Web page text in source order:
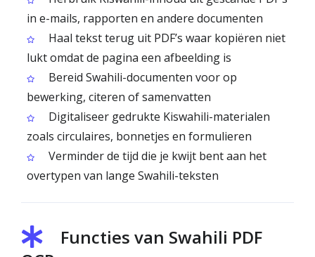
in e-mails, rapporten en andere documenten
Haal tekst terug uit PDF’s waar kopiëren niet
lukt omdat de pagina een afbeelding is
Bereid Swahili-documenten voor op
bewerking, citeren of samenvatten
Digitaliseer gedrukte Kiswahili-materialen
zoals circulaires, bonnetjes en formulieren
Verminder de tijd die je kwijt bent aan het
overtypen van lange Swahili-teksten
Functies van Swahili PDF